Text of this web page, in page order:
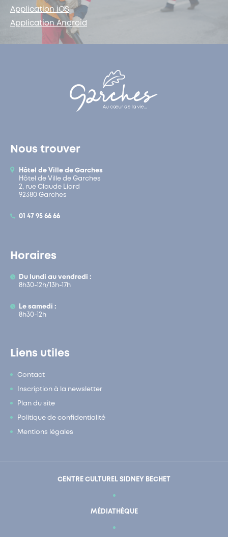
Application iOS
Application Android
Nous trouver
Hôtel de Ville de Garches
Hôtel de Ville de Garches
2, rue Claude Liard
92380 Garches
01 47 95 66 66
Horaires
Du lundi au vendredi :
8h30-12h/13h-17h
Le samedi :
8h30-12h
Liens utiles
Contact
Inscription à la newsletter
Plan du site
Politique de confidentialité
Mentions légales
CENTRE CULTUREL SIDNEY BECHET
MÉDIATHÈQUE